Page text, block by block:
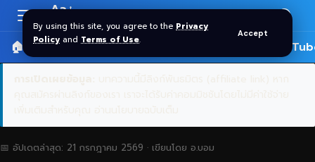
By using this site, you agree to the Privacy
Policy and Terms of Use.
Accept
Resizer
Aa
🏠 หน้าแรก ราคาทอง SPDR 🎬
📅 อัปเดตล่าสุด: 21 กรกฎาคม 2569 · เขียนโดย อ.บอม